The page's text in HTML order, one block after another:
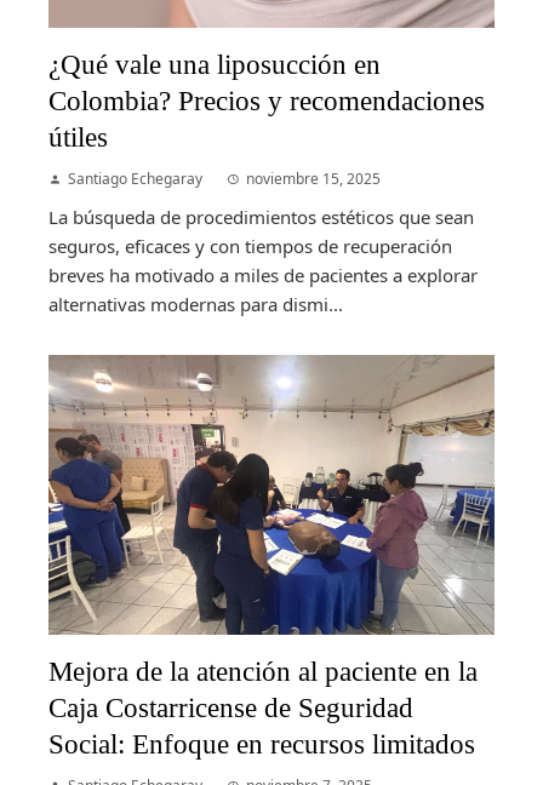
¿Qué vale una liposucción en
Colombia? Precios y recomendaciones
útiles
Santiago Echegaray noviembre 15, 2025
La búsqueda de procedimientos estéticos que sean
seguros, eficaces y con tiempos de recuperación
breves ha motivado a miles de pacientes a explorar
alternativas modernas para dismi...
Mejora de la atención al paciente en la
Caja Costarricense de Seguridad
Social: Enfoque en recursos limitados